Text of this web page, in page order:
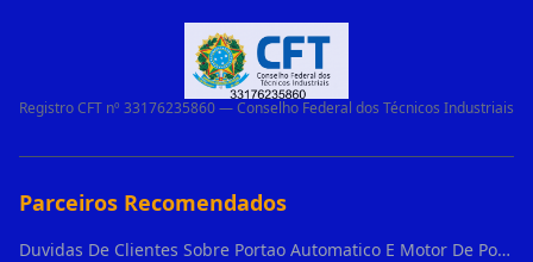
Registro CFT nº 33176235860 — Conselho Federal dos Técnicos Industriais
Parceiros Recomendados
Duvidas De Clientes Sobre Portao Automatico E Motor De Portao Motor De Portao Suspenso